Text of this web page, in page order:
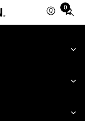
0
Total
items
cart: